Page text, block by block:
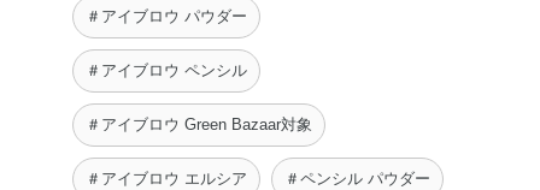
＃アイブロウ パウダー
＃アイブロウ ペンシル
＃アイブロウ Green Bazaar対象
＃アイブロウ エルシア ＃ペンシル パウダー